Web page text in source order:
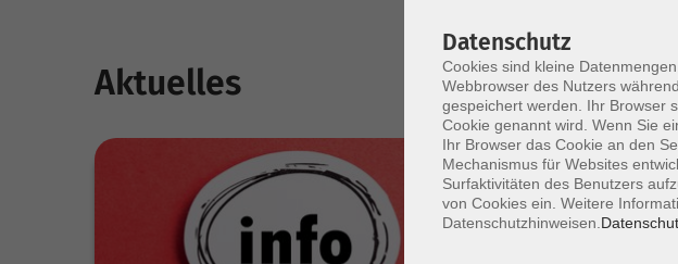
Aktuelles
Datenschutz
Cookies sind kleine
Webbrowser des Nutzers
gespeichert werden. Ihr Browser
Cookie genannt wird. Wenn Sie
Ihr Browser das Cookie an den
Mechanismus für Websites
Surfaktivitäten des Benutzers
von Cookies ein. Weitere
Datenschutzhinweisen.